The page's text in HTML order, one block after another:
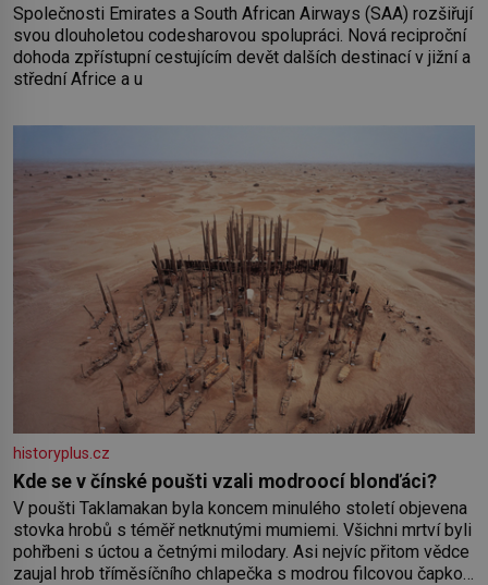
Společnosti Emirates a South African Airways (SAA) rozšiřují
svou dlouholetou codesharovou spolupráci. Nová reciproční
dohoda zpřístupní cestujícím devět dalších destinací v jižní a
střední Africe a u
historyplus.cz
Kde se v čínské poušti vzali modroocí blonďáci?
V poušti Taklamakan byla koncem minulého století objevena
stovka hrobů s téměř netknutými mumiemi. Všichni mrtví byli
pohřbeni s úctou a četnými milodary. Asi nejvíc přitom vědce
zaujal hrob tříměsíčního chlapečka s modrou filcovou čapkou,